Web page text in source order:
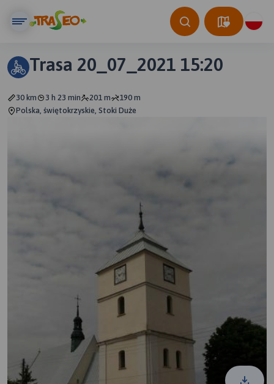
Trasa 20_07_2021 15:20
30 km 3 h 23 min 201 m
190 m
Polska, świętokrzyskie, Stoki Duże